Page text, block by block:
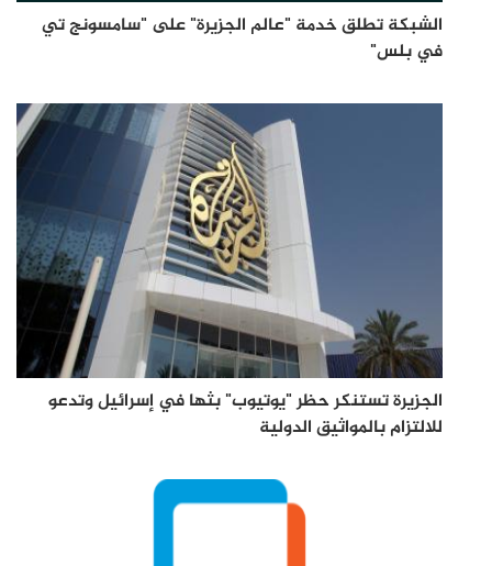
الشبكة تطلق خدمة "عالم الجزيرة" على "سامسونج تي
في بلس"
الجزيرة تستنكر حظر "يوتيوب" بثها في إسرائيل وتدعو
للالتزام بالمواثيق الدولية